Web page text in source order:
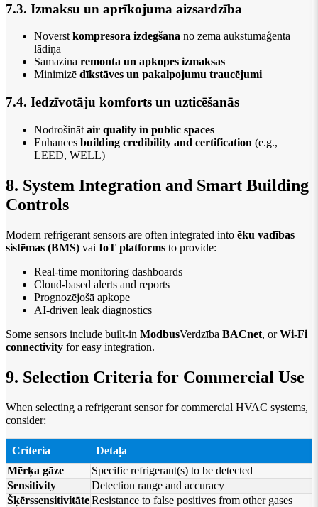
7.3. Izmaksu un aprīkojuma aizsardzība
Novērstkompresora izdegšana no zema aukstumaģenta
lādiņa
Samazina remonta un apkopes izmaksas
Minimizē dīkstāves un pakalpojumu traucējumi
7.4. Iedzīvotāju komforts un uzticēšanās
Nodrošināt air quality in public spaces
Enhances building credibility and certification (e.g.,
LEED, WELL)
8. System Integration and Smart Building
Controls
Modern refrigerant sensors are often integrated into ēku vadības
sistēmas (BMS) vai IoT platforms to provide:
Real-time monitoring dashboards
Cloud-based alerts and reports
Prognozējošā apkope
AI-driven leak diagnostics
Some sensors include built-in ModbusVerdzība BACnet, or Wi-Fi
connectivity for easy integration.
9. Selection Criteria for Commercial Use
When selecting a refrigerant sensor for commercial HVAC systems,
consider:
Criteria
Detaļa
Mērķa gāze
Specific refrigerant(s) to be detected
Sensitivity
Detection range and accuracy
ŠķērssensitivitāteResistance to false positives from other gases